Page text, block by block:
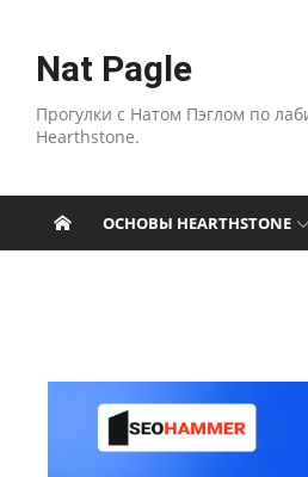
Nat Pagle
Прогулки с Натом Пэглом по
Hearthstone.
ОСНОВЫ HEARTHSTONE